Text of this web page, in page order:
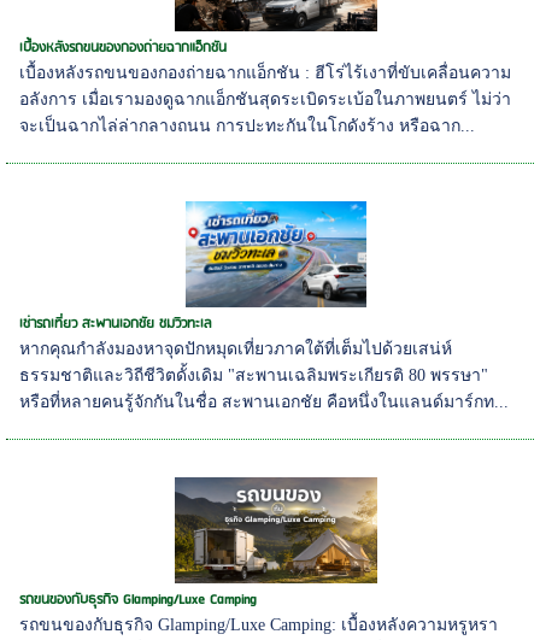
เบื้องหลังรถขนของกองถ่ายฉากแอ็กชัน
เบื้องหลังรถขนของกองถ่ายฉากแอ็กชัน : ฮีโร่ไร้เงาที่ขับเคลื่อนความ
อลังการ เมื่อเรามองดูฉากแอ็กชันสุดระเบิดระเบ้อในภาพยนตร์ ไม่ว่า
จะเป็นฉากไล่ล่ากลางถนน การปะทะกันในโกดังร้าง หรือฉาก...
เช่ารถเที่ยว สะพานเอกชัย ชมวิวทะเล
หากคุณกำลังมองหาจุดปักหมุดเที่ยวภาคใต้ที่เต็มไปด้วยเสน่ห์
ธรรมชาติและวิถีชีวิตดั้งเดิม "สะพานเฉลิมพระเกียรติ 80 พรรษา"
หรือที่หลายคนรู้จักกันในชื่อ สะพานเอกชัย คือหนึ่งในแลนด์มาร์กท...
รถขนของกับธุรกิจ Glamping/Luxe Camping
รถขนของกับธุรกิจ Glamping/Luxe Camping: เบื้องหลังความหรูหรา